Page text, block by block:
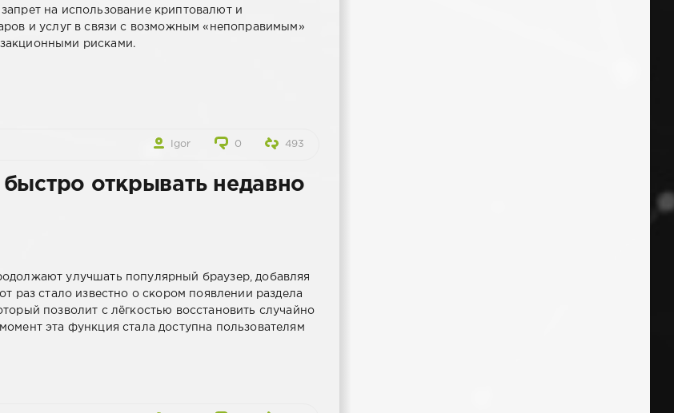
на использование криптовалют и
и услуг в связи с возможным «непоправимым»
рисками.
Igor 0 493
открывать недавно
улучшать популярный браузер, добавляя
раз стало известно о скором появлении раздела
позволит с лёгкостью восстановить случайно
эта функция стала доступна пользователям